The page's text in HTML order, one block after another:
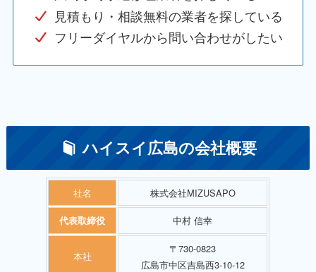
見積もり・相談無料の業者を探している
フリーダイヤルから問い合わせがしたい
ハイスイ広島の会社概要
社名 株式会社MIZUSAPO
代表取締役 中村 信幸
本社
〒730-0823
広島市中区吉島西3-10-12